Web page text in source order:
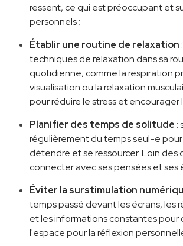
ressent, ce qui est préoccupant et
personnels ;
Établir une routine de relaxation
techniques de relaxation dans sa
quotidienne, comme la respiration
visualisation ou la relaxation
pour réduire le stress et encourager
Planifier des temps de solitude :
régulièrement du temps seul-e pour
détendre et se ressourcer. Loin des
connecter avec ses pensées et ses
Éviter la surstimulation
temps passé devant les écrans, les
et les informations constantes pour
l'espace pour la réflexion